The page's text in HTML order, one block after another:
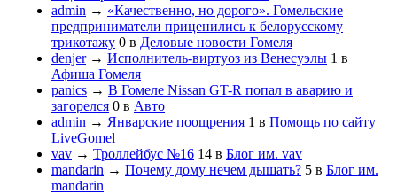
admin → «Качественно, но дорого». Гомельские
предприниматели приценились к белорусскому
трикотажу 0 в Деловые новости Гомеля
denjer→ Исполнитель-виртуоз из Венесуэлы 1 в
Афиша Гомеля
panics → В Гомеле Nissan GT-R попал в аварию и
загорелся 0 в Авто
admin → Январские поощрения 1 в Помощь по сайту
LiveGomel
vav → Троллейбус №16 14 в Блог им. vav
mandarin → Почему дому нечем дышать? 5 в Блог им.
mandarin